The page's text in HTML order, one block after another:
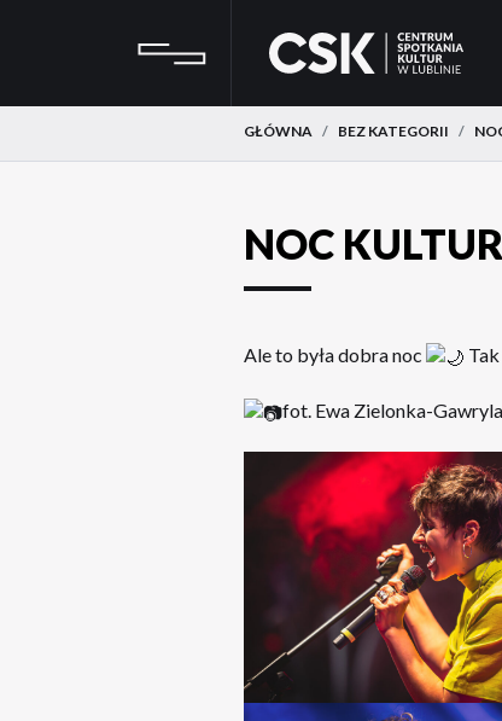
GŁÓWNA BEZ KATEGORII
NOC
Ale to była dobra noc
fot. Ewa Zielonka-